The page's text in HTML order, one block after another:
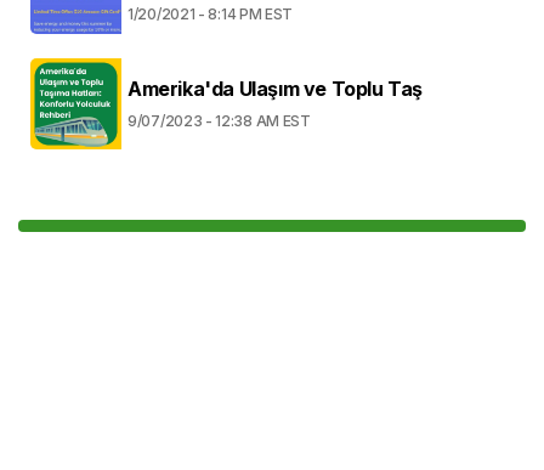
1/20/2021 - 8:14 PM EST
Amerika'da Ulaşım ve Toplu Taş
9/07/2023 - 12:38 AM EST